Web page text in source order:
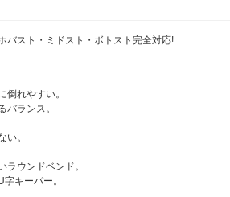
バスト・ミドスト・ボトスト完全対応!
倒れやすい。
バランス。
い。
ラウンドベンド。
キーパー。